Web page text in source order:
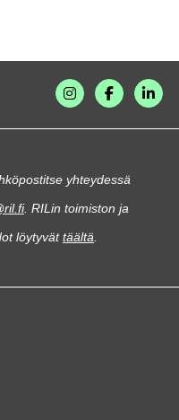
yhteydessä
. RILin toimiston ja
löytyvättäältä.